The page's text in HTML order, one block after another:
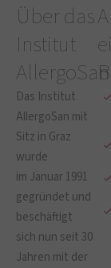
Über das
Institut
AllergoSan
Das Institut
AllergoSan mit
Sitz in Graz
wurde
im Januar 1991
gegründet und
beschäftigt
sich nun seit 30
Jahren mit der